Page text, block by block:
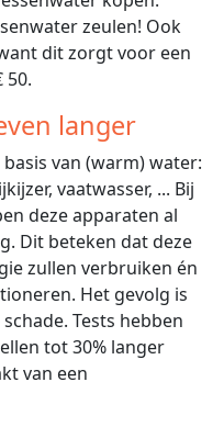
zeulen! Ook
dit zorgt voor een
50.
langer
van (warm) water:
vaatwasser, ... Bij
deze apparaten al
Dit beteken dat deze
zullen verbruiken én
Het gevolg is
Tests hebben
tot 30% langer
van een